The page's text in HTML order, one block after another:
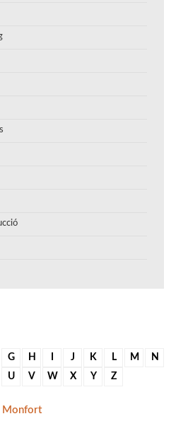
G H J K L M
N
U V W X Y Z
Monfort